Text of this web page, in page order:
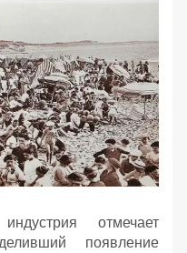
отмечает
появление